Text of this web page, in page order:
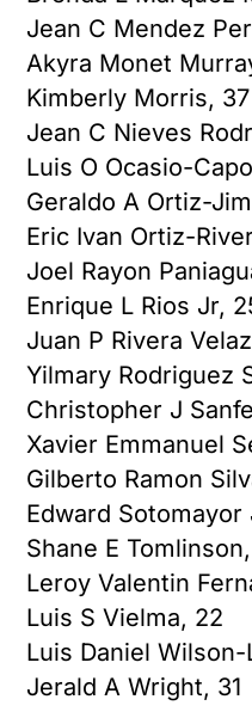
Jean C Mendez
Akyra Monet
Kimberly Morris, 37
Jean C Nieves
Luis O Ocasio-
Geraldo A Ortiz-
Eric Ivan Ortiz-
Joel Rayon
Enrique L Rios Jr,
Juan P Rivera
Yilmary Rodriguez
Christopher J
Xavier Emmanuel
Gilberto Ramon
Edward Sotomayor
Shane E
Leroy Valentin
Luis S Vielma, 22
Luis Daniel
Jerald A Wright, 31